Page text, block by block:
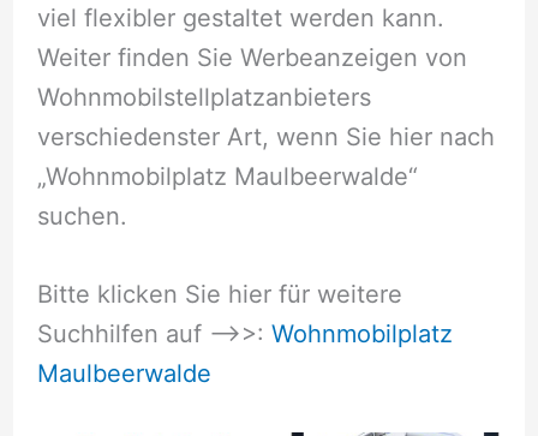
viel flexibler gestaltet werden kann.
Weiter finden Sie Werbeanzeigen von
Wohnmobilstellplatzanbieters
verschiedenster Art, wenn Sie hier nach
„Wohnmobilplatz Maulbeerwalde“
suchen.
Bitte klicken Sie hier für weitere
Suchhilfen auf –>>: Wohnmobilplatz
Maulbeerwalde